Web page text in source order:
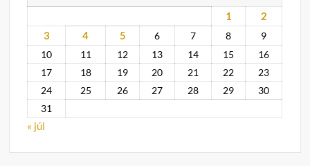
1
2
3
4 5 6 7 8
9
10
11 12 13 14 15
16
17
18 19 20 21 22
23
24
25 26 27 28 29
30
31
« júl